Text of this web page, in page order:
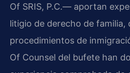
Of SRIS, P.C.— aportan
litigio de derecho de familia,
procedimientos de
Of Counsel del bufete han